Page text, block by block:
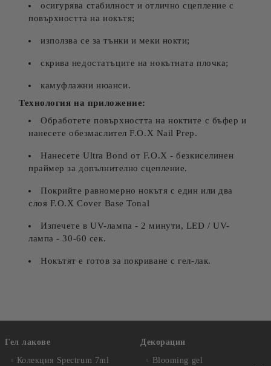
осигурява стабилност и отлично сцепление с
повърхността на нокътя;
използва се за тънки и меки нокти;
скрива недостатъците на нокътната плочка;
камуфлажни нюанси.
Технология на приложение:
Обработете повърхността на ноктите с бъфер и
нанесете обезмаслител F.O.X Nail Prep.
Нанесете Ultra Bond от F.O.X - безкиселинен
праймер за допълнително сцепление.
Покрийте равномерно нокътя с един или два
слоя F.O.X Cover Base Tonal
Изпечете в UV-лампа - 2 минути, LED / UV-
лампа - 30-60 сек.
Нокътят е готов за покриване с гел-лак.
Гел лакове
Колекция Spectrum 7ml
Декорации
Blooming gel